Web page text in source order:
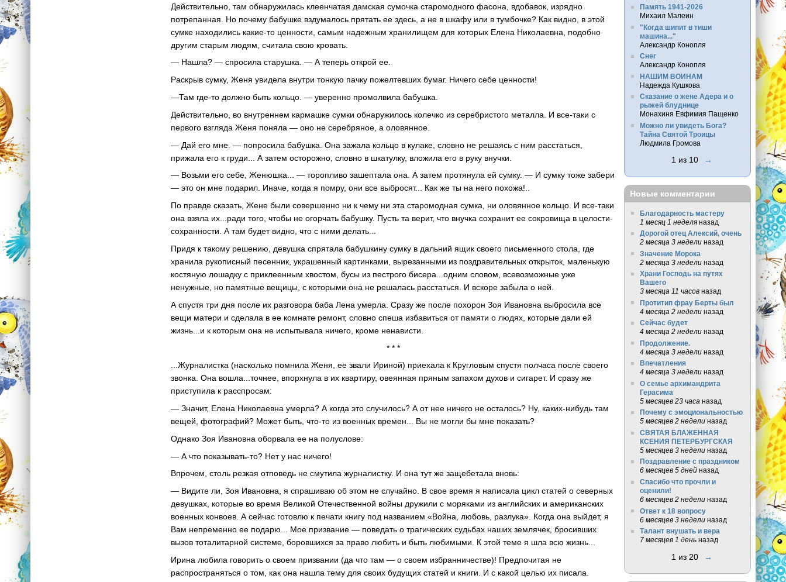
Действительно, там обнаружилась клеенчатая дамская сумочка старомодного фасона, вдобавок, изрядно
потрепанная. Но почему бабушке вздумалось прятать ее здесь, а не в шкафу или в тумбочке? Как видно, в этой
сумке находились какие-то ценности, самым надежным хранилищем для которых Елена Николаевна, подобно
другим старым людям, считала свою кровать.
— Нашла? — спросила старушка. — А теперь открой ее.
Раскрыв сумку, Женя увидела внутри тонкую пачку пожелтевших бумаг. Ничего себе ценности!
—Там где-то должно быть кольцо. — уверенно промолвила бабушка.
Действительно, во внутреннем кармашке сумки обнаружилось колечко из серебристого металла. И все-таки с
первого взгляда Женя поняла — оно не серебряное, а оловянное.
— Дай его мне. — попросила бабушка. Она зажала кольцо в кулаке, словно не решаясь с ним расстаться,
прижала его к груди... А затем осторожно, словно в шкатулку, вложила его в руку внучки.
— Возьми его себе, Женюшка... — торопливо зашептала она. А затем протянула ей сумку. — И сумку тоже забери
— это он мне подарил. Иначе, когда я помру, они все выбросят... Как же ты на него похожа!..
По правде сказать, Жене были совершенно ни к чему ни эта старомодная сумка, ни оловянное кольцо. И все-таки
она взяла их...ради того, чтобы не огорчать бабушку. Пусть та верит, что внучка сохранит ее сокровища в целости-
сохранности. А там будет видно, что с ними делать...
Придя к такому решению, девушка спрятала бабушкину сумку в дальний ящик своего письменного стола, где
хранила рукописный песенник, украшенный картинками, вырезанными из поздравительных открыток, маленькую
костяную лошадку с приклеенным хвостом, бусы из пестрого бисера...одним словом, всевозможные уже
ненужные, но памятные вещицы, с которыми она не решалась расстаться. И вскоре забыла о ней.
А спустя три дня после их разговора баба Лена умерла. Сразу же после похорон Зоя Ивановна выбросила все
вещи матери и сделала в ее комнате ремонт, словно спеша избавиться от памяти о людях, которые дали ей
жизнь...и к которым она не испытывала ничего, кроме ненависти.
* * *
...Журналистка (насколько помнила Женя, ее звали Ириной) приехала к Кругловым спустя полчаса после своего
звонка. Она вошла...точнее, впорхнула в их квартиру, овеянная пряным запахом духов и сигарет. И сразу же
приступила к расспросам:
— Значит, Елена Николаевна умерла? А когда это случилось? А от нее ничего не осталось? Ну, каких-нибудь там
вещей, фотографий? Может быть, что-то из военных времен... Вы не могли бы мне показать?
Однако Зоя Ивановна оборвала ее на полуслове:
— А что показывать-то? Нет у нас ничего!
Впрочем, столь резкая отповедь не смутила журналистку. И она тут же защебетала вновь:
— Видите ли, Зоя Ивановна, я спрашиваю об этом не случайно. В свое время я написала цикл статей о северных
девушках, которые во время Великой Отечественной войны дружили с моряками из английских и американских
военных конвоев. А сейчас готовлю к печати книгу под названием «Война, любовь, разлука». Когда она выйдет, я
Вам непременно ее подарю... Мое призвание — поведать о трагических судьбах наших землячек, бросивших
вызов тоталитарной системе, боровшихся за право любить и быть любимыми. К этой теме я шла всю жизнь...
Ирина любила говорить о своем призвании (да что там — о своем избранничестве)! Предпочитая не
распространяться о том, как она нашла тему для своих будущих статей и книги. И с какой целью их писала.
Память 1941-2026
Михаил Малеин
"Когда шипит в тиши
машина..."
Александр Конопля
Снег
Александр Конопля
НАШИМ ВОИНАМ
Надежда Кушкова
Сказание о жене Адера и о
рыжей блуднице
Монахиня Евфимия Пащенко
Можно ли увидеть Бога?
Тайна Святой Троицы
Людмила Громова
1 из 10 →
Новые комментарии
Благодарность мастеру
1 месяц 1 неделяназад
Дорогой отец Алексий, очень
2 месяца 3 неделиназад
Значение Морока
2 месяца 3 неделиназад
Храни Господь на путях
Вашего
3 месяца 11 часовназад
Протитип фрау Берты был
4 месяца 2 неделиназад
Сейчас будет
4 месяца 2 неделиназад
Продолжение.
4 месяца 3 неделиназад
Впечатления
4 месяца 3 неделиназад
О семье архимандрита
Герасима
5 месяцев 23 часа назад
Почему с эмоциональностью
5 месяцев 2 неделиназад
СВЯТАЯ БЛАЖЕННАЯ
КСЕНИЯ ПЕТЕРБУРГСКАЯ
5 месяцев 3 неделиназад
Поздравление с праздником
6 месяцев 5 днейназад
Спасибо что прочли и
оценили!
6 месяцев 2 неделиназад
Ответ к 18 вопросу
6 месяцев 3 неделиназад
Талант внушать и вера
7 месяцев 1 деньназад
1 из 20 →